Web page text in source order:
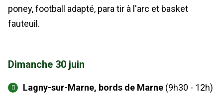
poney, football adapté, para tir à l'arc et basket
fauteuil.
Dimanche 30 juin
Lagny-sur-Marne, bords de Marne (9h30 - 12h)